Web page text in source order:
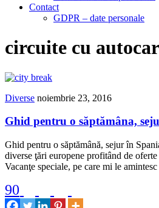
Contact
GDPR – date personale
circuite cu
Diverse noiembrie 23, 2016
Ghid pentru o săptămâna,
Ghid pentru o săptămână, sejur în
diverse ţări europene profitând de
Vacanţe speciale, pe care mi le
90